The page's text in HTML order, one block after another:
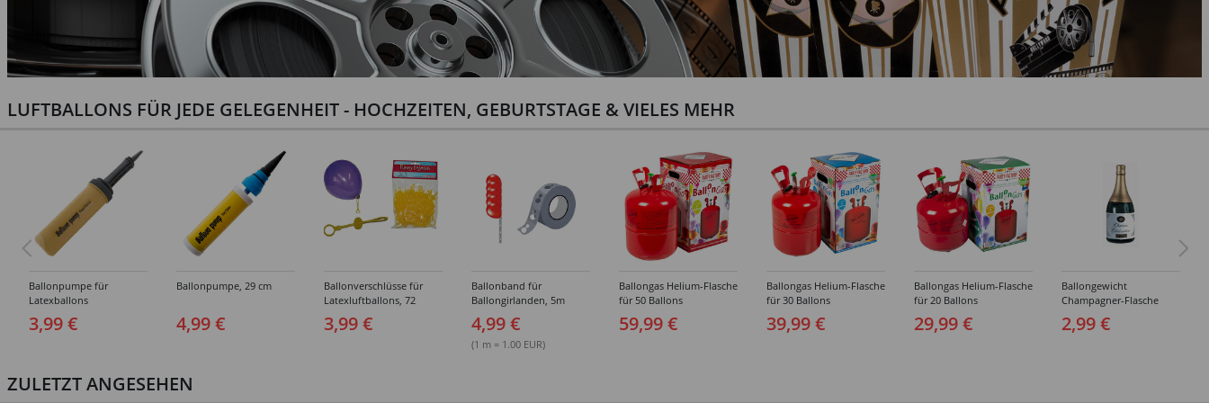
LUFTBALLONS FÜR JEDE GELEGENHEIT - HOCHZEITEN, GEBURTSTAGE & VIELES MEHR
Ballonpumpe für
Latexballons
3,99 €
Ballonpumpe, 29 cm
4,99 €
Ballonverschlüsse für
Latexluftballons, 72
Stück
3,99 €
Ballonband für
Ballongirlanden, 5m
Deko-Band aus PVC
4,99 €
(1 m = 1.00 EUR)
Ballongas Helium-Flasche
für 50 Ballons
59,99 €
Ballongas Helium-Flasche
für 30 Ballons
39,99 €
Ballongas Helium-Flasche
für 20 Ballons
29,99 €
Ballongewicht
Champagner-Flasche
2,99 €
ZULETZT ANGESEHEN